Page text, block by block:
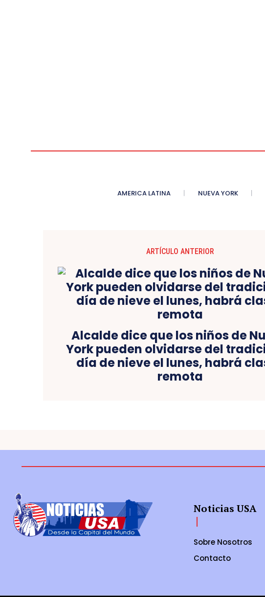
AMERICA LATINA NUEVA YORK
ARTÍCULO ANTERIOR
Alcalde dice que los niños de
York pueden olvidarse del
día de nieve el lunes, habrá
remota
Noticias USA
Sobre Nosotros
Contacto